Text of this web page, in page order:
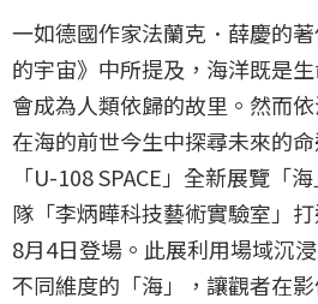
一如德國作家法蘭克．薛慶的
的宇宙》中所提及，海洋既是
會成為人類依歸的故里。然而
在海的前世今生中探尋未來的命
「U-108 SPACE」全新展覽「
隊「李炳曄科技藝術實驗室」
8月4日登場。此展利用場域沉
不同維度的「海」，讓觀者在